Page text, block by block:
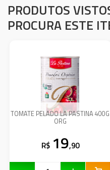
PRODUTOS
PROCURA ESTE
TOMATE PELADO LA PASTINA 400G
ORG
R$ 19,90